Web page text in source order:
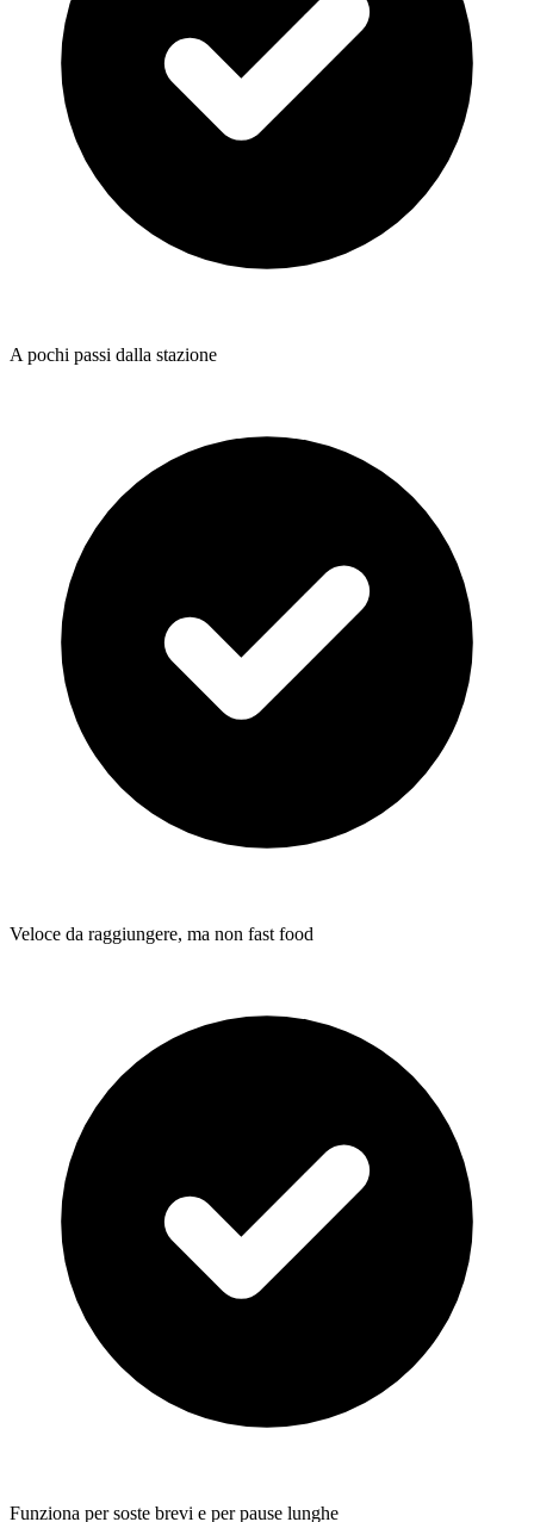
A pochi passi dalla stazione
Veloce da raggiungere, ma non fast food
Funziona per soste brevi e per pause lunghe